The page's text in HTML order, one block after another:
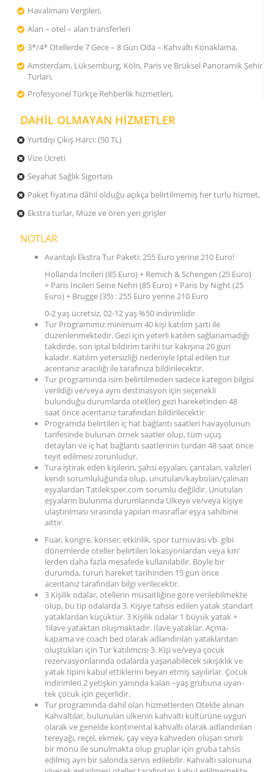
Havalimanı Vergileri,
Alan – otel – alan transferleri
3*/4* Otellerde 7 Gece – 8 Gün Oda – Kahvaltı Konaklama,
Amsterdam, Lüksemburg, Köln, Paris ve Brüksel Panoramik Şehir
Turları,
Profesyonel Türkçe Rehberlik hizmetleri,
DAHİL OLMAYAN HİZMETLER
Yurtdışı Çıkış Harcı: (50 TL)
Vize Ücreti
Seyahat Sağlık Sigortası
Paket fiyatına dâhil olduğu açıkça belirtilmemiş her turlu hizmet,
Ekstra turlar, Müze ve ören yeri girişler
NOTLAR
Avantajlı Ekstra Tur Paketi: 255 Euro yerine 210 Euro!
Hollanda İncileri (85 Euro) + Remich & Schengen (25 Euro)
+ Paris İncileri Seine Nehri (85 Euro) + Paris by Night (25
Euro) + Brugge (35) : 255 Euro yerine 210 Euro
0-2 yaş ücretsiz, 02-12 yaş %50 indirimlidir
Tur Programımız minimum 40 kişi katılım şartı ile
düzenlenmektedir. Gezi için yeterli katılım sağlanamadığı
takdirde, son iptal bildirim tarihi tur kakışına 20 gün
kaladır. Katılım yetersizliği nedeniyle İptal edilen tur
acentanız aracılığı ile tarafınıza bildirilecektir.
Tur programında isim belirtilmeden sadece kategori bilgisi
verildiği ve/veya aynı destinasyon için seçenekli
bulunduğu durumlarda otel(ler) gezi hareketinden 48
saat önce acentanız tarafından bildirilecektir
Programda belirtilen iç hat bağlantı saatleri havayolunun
tarifesinde bulunan örnek saatler olup, tüm uçuş
detayları ve iç hat bağlantı saatlerinin turdan 48 saat önce
teyit edilmesi zorunludur.
Tura iştirak eden kişilerin, şahsi eşyaları, çantaları, valizleri
kendi sorumluluğunda olup, unutulan/kaybolan/çalınan
eşyalardan Tatileksper.com sorumlu değildir. Unutulan
eşyaların bulunma durumlarında Ülkeye ve/veya kişiye
ulaştırılması sırasında yapılan masraflar eşya sahibine
aittir.
Fuar, kongre, konser, etkinlik, spor turnuvası vb. gibi
dönemlerde oteller belirtilen lokasyonlardan veya km’
lerden daha fazla mesafede kullanılabilir. Böyle bir
durumda, turun hareket tarihinden 15 gün önce
acentanız tarafından bilgi verilecektir.
3 Kişilik odalar, otellerin müsaitliğine göre verilebilmekte
olup, bu tip odalarda 3. Kişiye tahsis edilen yatak standart
yataklardan küçüktür. 3 Kişilik odalar 1 büyük yatak +
1ilave yataktan oluşmaktadır. İlave yataklar. Açma-
kapama ve coach bed olarak adlandırılan yataklardan
oluştukları için Tur katılımcısı 3. Kişi ve/veya çocuk
rezervasyonlarında odalarda yaşanabilecek sıkışıklık ve
yatak tipini kabul ettiklerini beyan etmiş sayılırlar. Çocuk
indirimleri 2 yetişkin yanında kalan –yaş grubuna uyan-
tek çocuk için geçerlidir.
Tur programında dahil olan hizmetlerden Otelde alınan
Kahvaltılar, bulunulan ülkenin kahvaltı kültürüne uygun
olarak ve genelde kontinental kahvaltı olarak adlandırılan
tereyağı, reçel, ekmek, çay veya kahveden oluşan sınırlı
bir mönü ile sunulmakta olup gruplar için gruba tahsis
edilmiş ayrı bir salonda servis edilebilir. Kahvaltı salonuna